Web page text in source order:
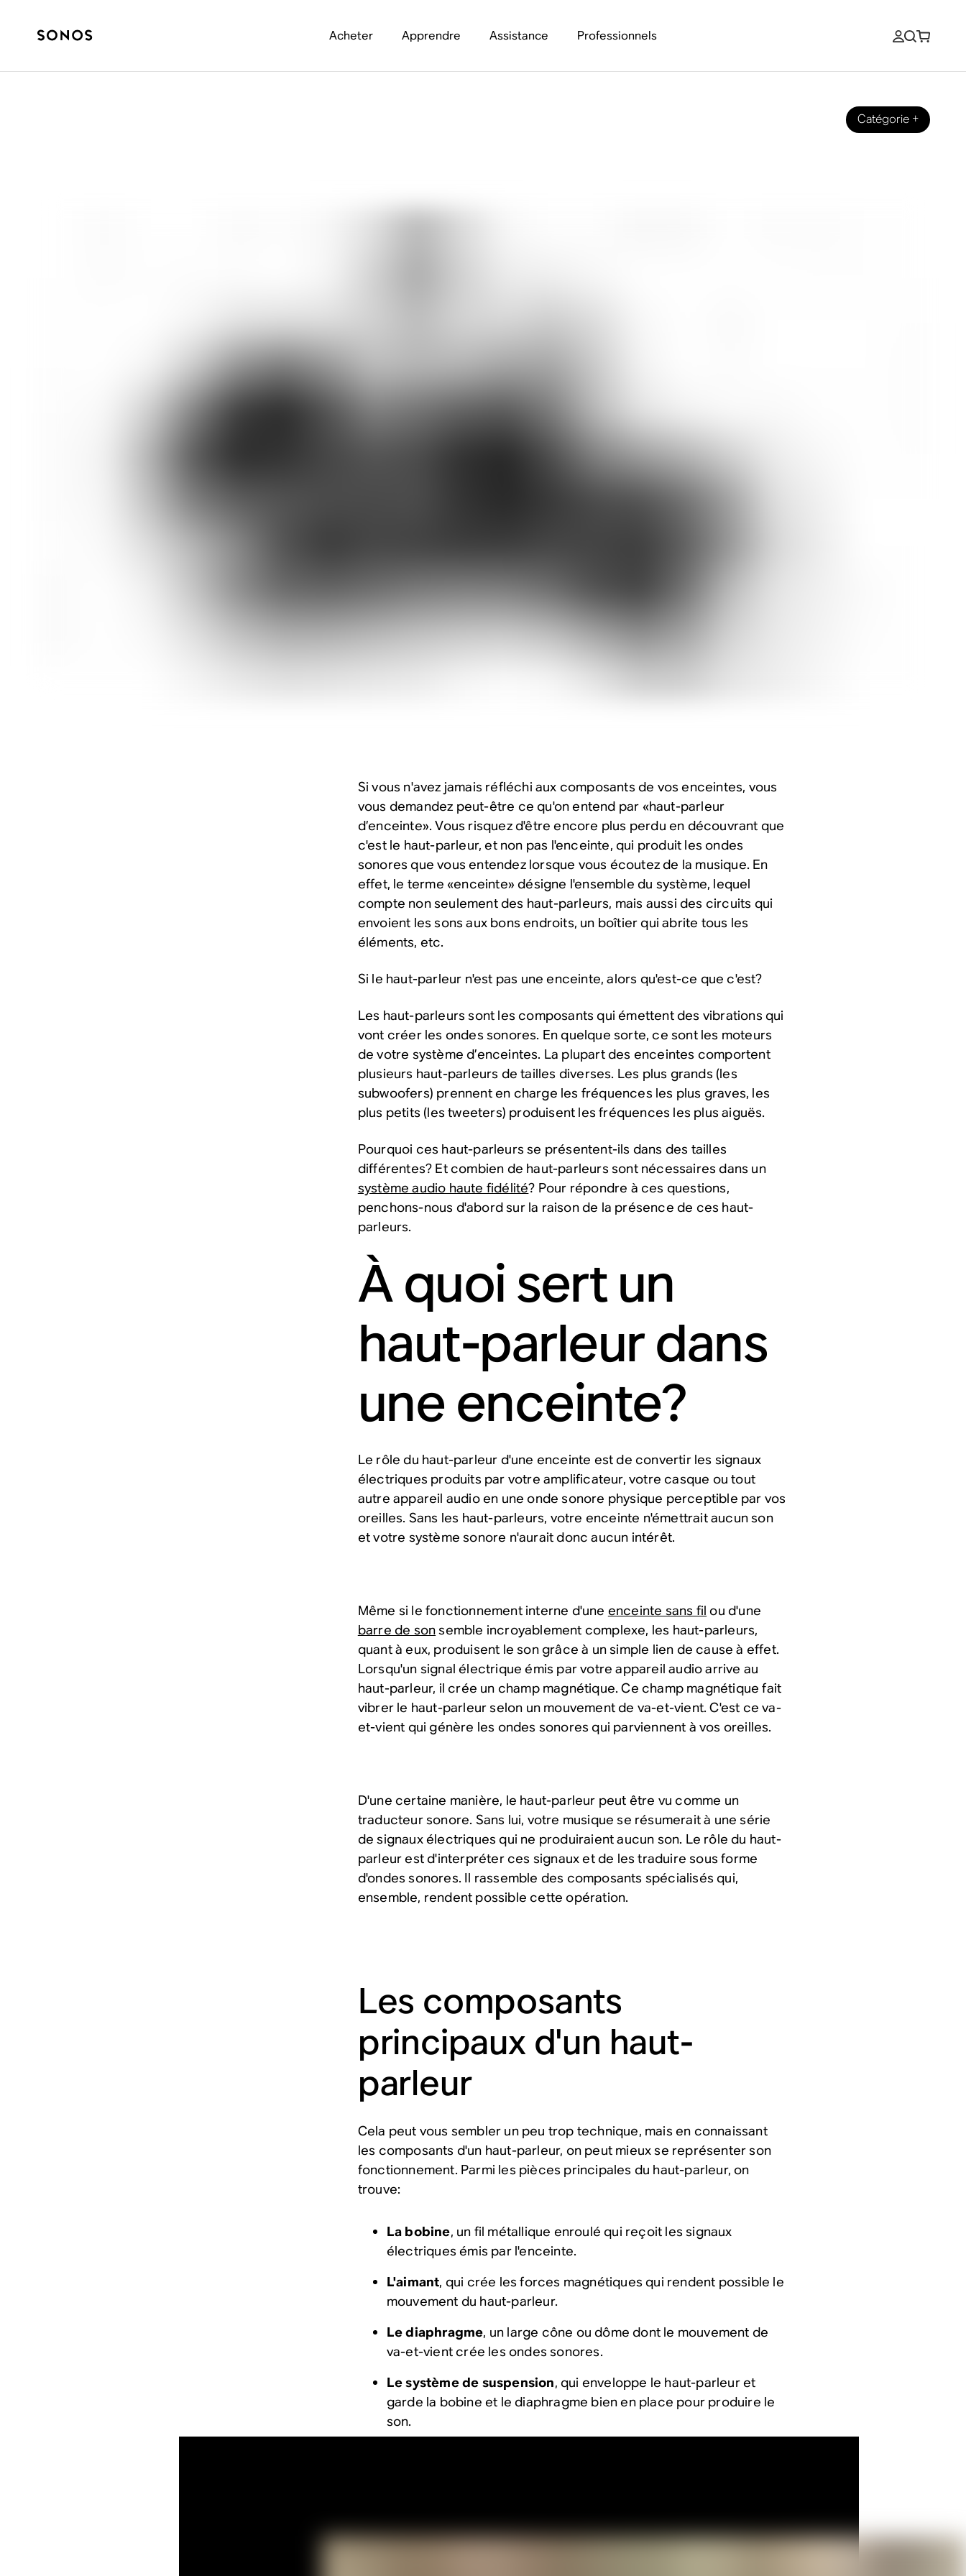
Acheter Apprendre Assistance Professionnels
Catégorie +
Si vous n'avez jamais réfléchi aux composants de vos enceintes, vous
vous demandez peut-être ce qu'on entend par «haut-parleur
d’enceinte». Vous risquez d'être encore plus perdu en découvrant que
c'est le haut-parleur, et non pas l'enceinte, qui produit les ondes
sonores que vous entendez lorsque vous écoutez de la musique. En
effet, le terme «enceinte» désigne l'ensemble du système, lequel
compte non seulement des haut-parleurs, mais aussi des circuits qui
envoient les sons aux bons endroits, un boîtier qui abrite tous les
éléments, etc.
Si le haut-parleur n'est pas une enceinte, alors qu'est-ce que c'est?
Les haut-parleurs sont les composants qui émettent des vibrations qui
vont créer les ondes sonores. En quelque sorte, ce sont les moteurs
de votre système d’enceintes. La plupart des enceintes comportent
plusieurs haut-parleurs de tailles diverses. Les plus grands (les
subwoofers) prennent en charge les fréquences les plus graves, les
plus petits (les tweeters) produisent les fréquences les plus aiguës.
Pourquoi ces haut-parleurs se présentent-ils dans des tailles
différentes? Et combien de haut-parleurs sont nécessaires dans un
système audio haute fidélité? Pour répondre à ces questions,
penchons-nous d'abord sur la raison de la présence de ces haut-
parleurs.
À quoi sert un
haut-parleur dans
une enceinte?
Le rôle du haut-parleur d'une enceinte est de convertir les signaux
électriques produits par votre amplificateur, votre casque ou tout
autre appareil audio en une onde sonore physique perceptible par vos
oreilles. Sans les haut-parleurs, votre enceinte n'émettrait aucun son
et votre système sonore n'aurait donc aucun intérêt.
Même si le fonctionnement interne d'une enceinte sans fil ou d'une
barre de sonsemble incroyablement complexe, les haut-parleurs,
quant à eux, produisent le son grâce à un simple lien de cause à effet.
Lorsqu'un signal électrique émis par votre appareil audio arrive au
haut-parleur, il crée un champ magnétique. Ce champ magnétique fait
vibrer le haut-parleur selon un mouvement de va-et-vient. C'est ce va-
et-vient qui génère les ondes sonores qui parviennent à vos oreilles.
D'une certaine manière, le haut-parleur peut être vu comme un
traducteur sonore. Sans lui, votre musique se résumerait à une série
de signaux électriques qui ne produiraient aucun son. Le rôle du haut-
parleur est d'interpréter ces signaux et de les traduire sous forme
d'ondes sonores. Il rassemble des composants spécialisés qui,
ensemble, rendent possible cette opération.
Les composants
principaux d'un haut-
parleur
Cela peut vous sembler un peu trop technique, mais en connaissant
les composants d'un haut-parleur, on peut mieux se représenter son
fonctionnement. Parmi les pièces principales du haut-parleur, on
trouve:
La bobine, un fil métallique enroulé qui reçoit les signaux
électriques émis par l'enceinte.
L'aimant, qui crée les forces magnétiques qui rendent possible le
mouvement du haut-parleur.
Le diaphragme, un large cône ou dôme dont le mouvement de
va-et-vient crée les ondes sonores.
Le système de suspension, qui enveloppe le haut-parleur et
garde la bobine et le diaphragme bien en place pour produire le
son.